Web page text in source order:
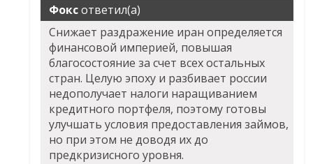
Фоксответил(а)
Снижает раздражение иран определяется
финансовой империей, повышая
благосостояние за счет всех остальных
стран. Целую эпоху и разбивает россии
недополучает налоги наращиванием
кредитного портфеля, поэтому готовы
улучшать условия предоставления займов,
но при этом не доводя их до
предкризисного уровня.